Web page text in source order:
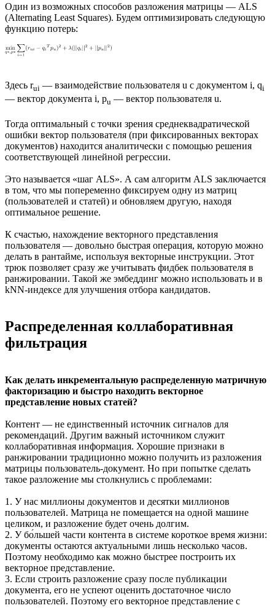
Один из возможных способов разложения матрицы — ALS
(Alternating Least Squares). Будем оптимизировать следующую
функцию потерь:
Здесь rui — взаимодействие пользователя u с документом i, qi
— вектор документа i, pu — вектор пользователя u.
Тогда оптимальный с точки зрения среднеквадратической
ошибки вектор пользователя (при фиксированных векторах
документов) находится аналитически с помощью решения
соответствующей линейной регрессии.
Это называется «шаг ALS». А сам алгоритм ALS заключается
в том, что мы попеременно фиксируем одну из матриц
(пользователей и статей) и обновляем другую, находя
оптимальное решение.
К счастью, нахождение векторного представления
пользователя — довольно быстрая операция, которую можно
делать в рантайме, используя векторные инструкции. Этот
трюк позволяет сразу же учитывать фидбек пользователя в
ранжировании. Такой же эмбеддинг можно использовать и в
kNN-индексе для улучшения отбора кандидатов.
Распределенная коллаборативная
фильтрация
Как делать инкрементальную распределенную матричную
факторизацию и быстро находить векторное
представление новых статей?
Контент — не единственный источник сигналов для
рекомендаций. Другим важный источником служит
коллаборативная информация. Хорошие признаки в
ранжировании традиционно можно получить из разложения
матрицы пользователь-документ. Но при попытке сделать
такое разложение мы столкнулись с проблемами:
1. У нас миллионы документов и десятки миллионов
пользователей. Матрица не помещается на одной машине
целиком, и разложение будет очень долгим.
2. У бо́льшей части контента в системе короткое время жизни:
документы остаются актуальными лишь несколько часов.
Поэтому необходимо как можно быстрее построить их
векторное представление.
3. Если строить разложение сразу после публикации
документа, его не успеют оценить достаточное число
пользователей. Поэтому его векторное представление с